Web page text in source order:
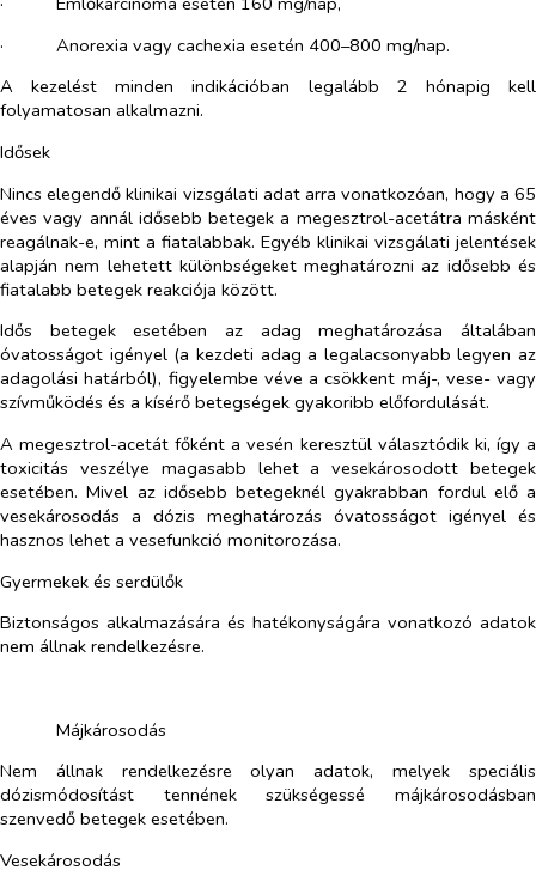
·​
Anorexia vagy cachexia esetén 400–800 mg/nap.
A kezelést minden indikációban legalább 2 hónapig kell
folyamatosan alkalmazni.
Idősek
Nincs elegendő klinikai vizsgálati adat arra vonatkozóan, hogy a 65
éves vagy annál idősebb betegek a megesztrol-acetátra másként
reagálnak-e, mint a fiatalabbak. Egyéb klinikai vizsgálati jelentések
alapján nem lehetett különbségeket meghatározni az idősebb és
fiatalabb betegek reakciója között.
Idős betegek esetében az adag meghatározása általában
óvatosságot igényel (a kezdeti adag a legalacsonyabb legyen az
adagolási határból), figyelembe véve a csökkent máj-, vese- vagy
szívműködés és a kísérő betegségek gyakoribb előfordulását.
A megesztrol-acetát főként a vesén keresztül választódik ki, így a
toxicitás veszélye magasabb lehet a vesekárosodott betegek
esetében. Mivel az idősebb betegeknél gyakrabban fordul elő a
vesekárosodás a dózis meghatározás óvatosságot igényel és
hasznos lehet a vesefunkció monitorozása.
Gyermekek és serdülők
Biztonságos alkalmazására és hatékonyságára vonatkozó adatok
nem állnak rendelkezésre.
Májkárosodás
Nem állnak rendelkezésre olyan adatok, melyek speciális
dózismódosítást tennének szükségessé májkárosodásban
szenvedő betegek esetében.
Vesekárosodás